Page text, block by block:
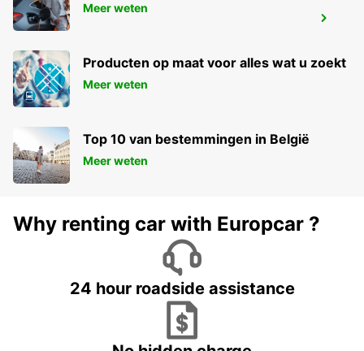
CHARLEROI CENTRUM
Meer weten
Producten op maat voor alles wat u zoekt
Meer weten
Top 10 van bestemmingen in België
Meer weten
Why renting car with Europcar ?
24 hour roadside assistance